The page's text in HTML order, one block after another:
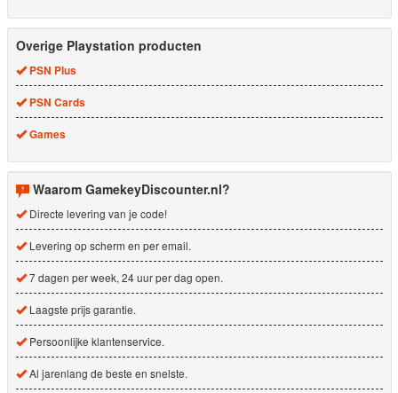
Overige Playstation producten
PSN Plus
PSN Cards
Games
Waarom GamekeyDiscounter.nl?
Directe levering van je code!
Levering op scherm en per email.
7 dagen per week, 24 uur per dag open.
Laagste prijs garantie.
Persoonlijke klantenservice.
Al jarenlang de beste en snelste.